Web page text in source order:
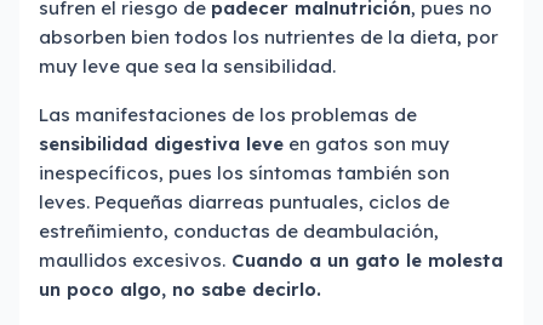
sufren el riesgo de padecer malnutrición, pues no
absorben bien todos los nutrientes de la dieta, por
muy leve que sea la sensibilidad.
Las manifestaciones de los problemas de
sensibilidad digestiva leve en gatos son muy
inespecíficos, pues los síntomas también son
leves. Pequeñas diarreas puntuales, ciclos de
estreñimiento, conductas de deambulación,
maullidos excesivos. Cuando a un gato le molesta
un poco algo, no sabe decirlo.